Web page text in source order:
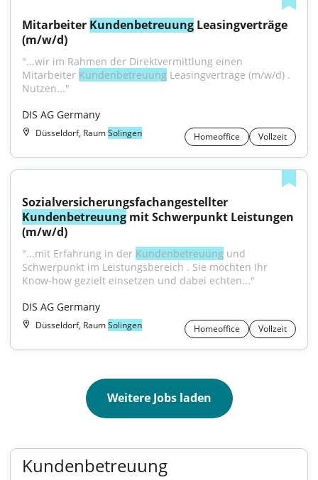
Mitarbeiter Kundenbetreuung Leasingverträge
(m/w/d)
"...wir im Rahmen der Direktvermittlung einen
Mitarbeiter Kundenbetreuung Leasingverträge (m/w/d) .
Nutzen..."
DIS AG Germany
Düsseldorf, RaumSolingen Homeoffice Vollzeit
Kundenbetreuung mit Schwerpunkt Leistungen
(m/w/d)
"...mit Erfahrung in der Kundenbetreuung und
Schwerpunkt im Leistungsbereich . Sie möchten Ihr
Know-how gezielt einsetzen und dabei echten..."
DIS AG Germany
Düsseldorf, RaumSolingen Homeoffice Vollzeit
Weitere Jobs laden
Kundenbetreuung